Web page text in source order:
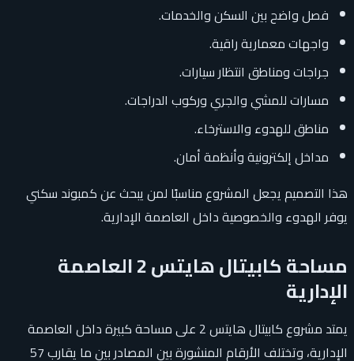
فصل واضح بين السكن والخدمات.
واجهات معمارية راقية.
جراجات ومناطق انتظار سيارات.
مسارات للمشي والجري وركوب الدراجات.
مناطق للهدوء والاسترخاء.
مداخل إلكترونية وأنظمة أمان.
هذا التصميم يجعل المشروع مناسبًا لمن يبحث عن كمبوند سكني
يوفر الهدوء والخصوصية داخل العاصمة الإدارية.
مساحة كابيتال هايتس 2 العاصمة
الإدارية
يمتد مشروع كابيتال هايتس 2 على مساحة كبيرة داخل العاصمة
الإدارية، وتختلف الأرقام المنشورة بين المصادر بين ما يقارب 57